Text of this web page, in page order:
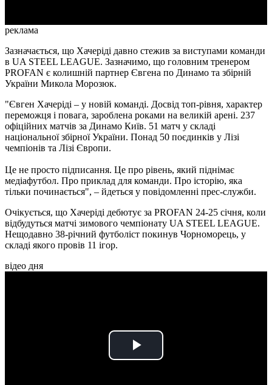
реклама
Зазначається, що Хачеріді давно стежив за виступами команди
в UA STEEL LEAGUE. Зазначимо, що головним тренером
PROFAN є колишній партнер Євгена по Динамо та збірній
України Микола Морозюк.
"Євген Хачеріді – у новій команді. Досвід топ-рівня, характер
переможця і повага, зароблена роками на великій арені. 237
офіційних матчів за Динамо Київ. 51 матч у складі
національної збірної України. Понад 50 поєдинків у Лізі
чемпіонів та Лізі Європи.
Це не просто підписання. Це про рівень, який піднімає
медіафутбол. Про приклад для команди. Про історію, яка
тільки починається", – йдеться у повідомленні прес-служби.
Очікується, що Хачеріді дебютує за PROFAN 24-25 січня, коли
відбудуться матчі зимового чемпіонату UA STEEL LEAGUE.
Нещодавно 38-річний футболіст покинув Чорноморець, у
складі якого провів 11 ігор.
відео дня
Play